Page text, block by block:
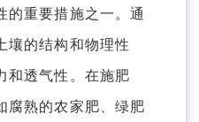
重要措施之一。通
壤的结构和物理性
和透气性。在施肥
腐熟的农家肥、绿肥